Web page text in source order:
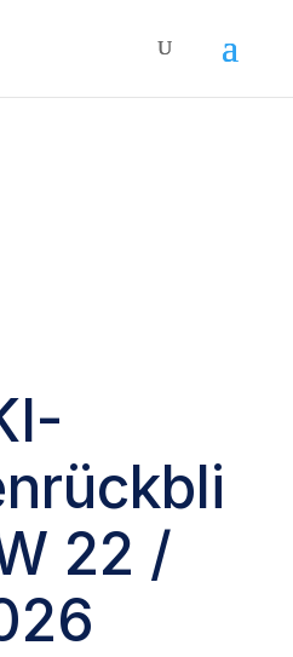
22 /